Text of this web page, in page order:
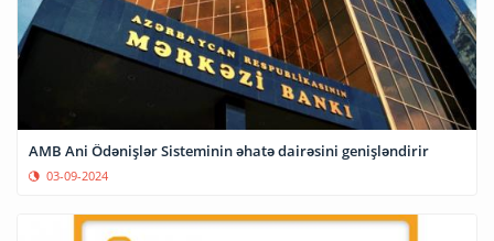
AMB Ani Ödənişlər Sisteminin əhatə dairəsini genişləndirir
03-09-2024